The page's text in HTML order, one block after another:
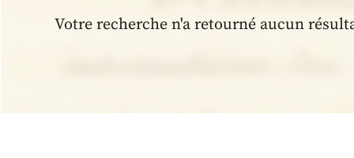
Votre recherche n'a retourné aucun